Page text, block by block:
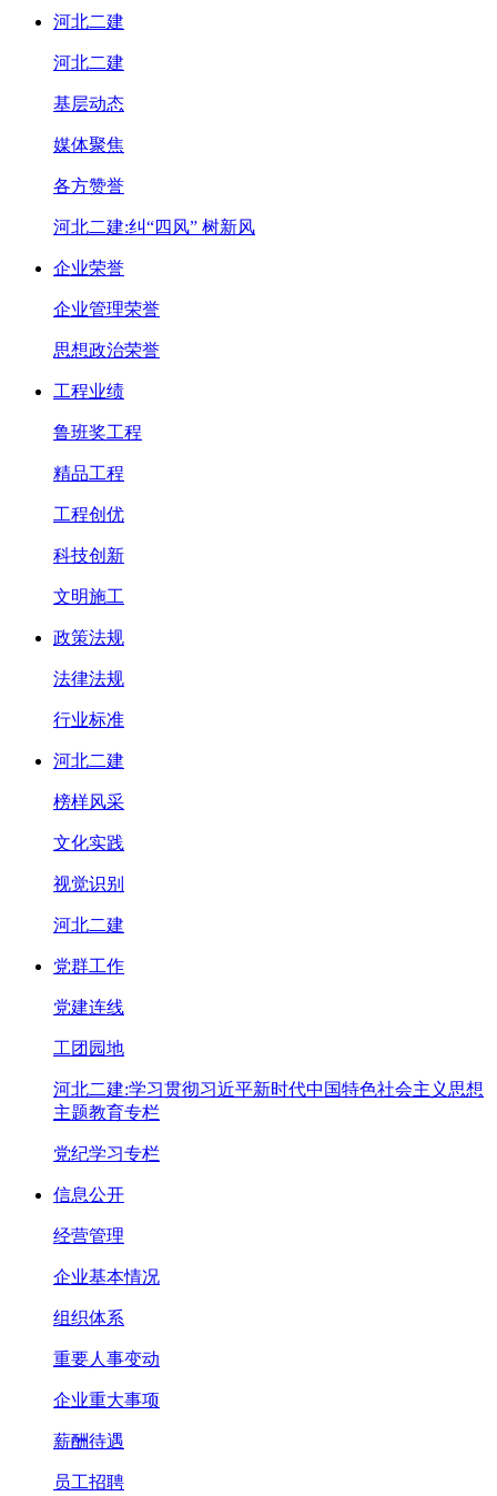
河北二建
河北二建
基层动态
媒体聚焦
各方赞誉
河北二建:纠“四风” 树新风
企业荣誉
企业管理荣誉
思想政治荣誉
工程业绩
鲁班奖工程
精品工程
工程创优
科技创新
文明施工
政策法规
法律法规
行业标准
河北二建
榜样风采
文化实践
视觉识别
河北二建
党群工作
党建连线
工团园地
河北二建:学习贯彻习近平新时代中国特色社会主义思想
主题教育专栏
党纪学习专栏
信息公开
经营管理
企业基本情况
组织体系
重要人事变动
企业重大事项
薪酬待遇
员工招聘